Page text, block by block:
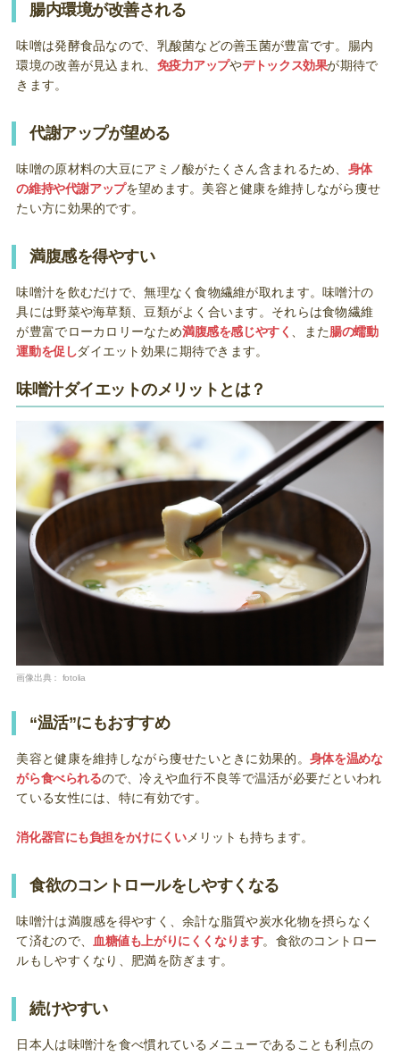
腸内環境が改善される
味噌は発酵食品なので、乳酸菌などの善玉菌が豊富です。腸内
環境の改善が見込まれ、 免疫力アップやデトックス効果が期待で
きます。
代謝アップが望める
味噌の原材料の大豆にアミノ酸がたくさん含まれるため、 身体
の維持や代謝アップを望めます。美容と健康を維持しながら痩せ
たい方に効果的です。
満腹感を得やすい
味噌汁を飲むだけで、無理なく食物繊維が取れます。味噌汁の
具には野菜や海草類、豆類がよく合います。それらは食物繊維
が豊富でローカロリーなため満腹感を感じやすく 、また腸の蠕動
運動を促しダイエット効果に期待できます。
味噌汁ダイエットのメリットとは？
画像出典： fotolia
“温活”にもおすすめ
美容と健康を維持しながら痩せたいときに効果的。 身体を温めな
がら食べられるので、冷えや血行不良等で温活が必要だといわれ
ている女性には、特に有効です。
消化器官にも負担をかけにくいメリットも持ちます。
食欲のコントロールをしやすくなる
味噌汁は満腹感を得やすく、余計な脂質や炭水化物を摂らなく
て済むので、血糖値も上がりにくくなります。食欲のコントロー
ルもしやすくなり、肥満を防ぎます。
続けやすい
日本人は味噌汁を食べ慣れているメニューであることも利点の